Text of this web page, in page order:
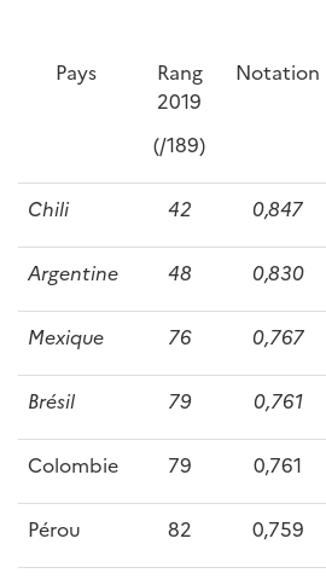
Pays
Rang
2019
(/189)
Notation
Chili 42 0,847
Argentine 48 0,830
Mexique 76 0,767
Brésil 79 0,761
Colombie 79 0,761
Pérou 82 0,759